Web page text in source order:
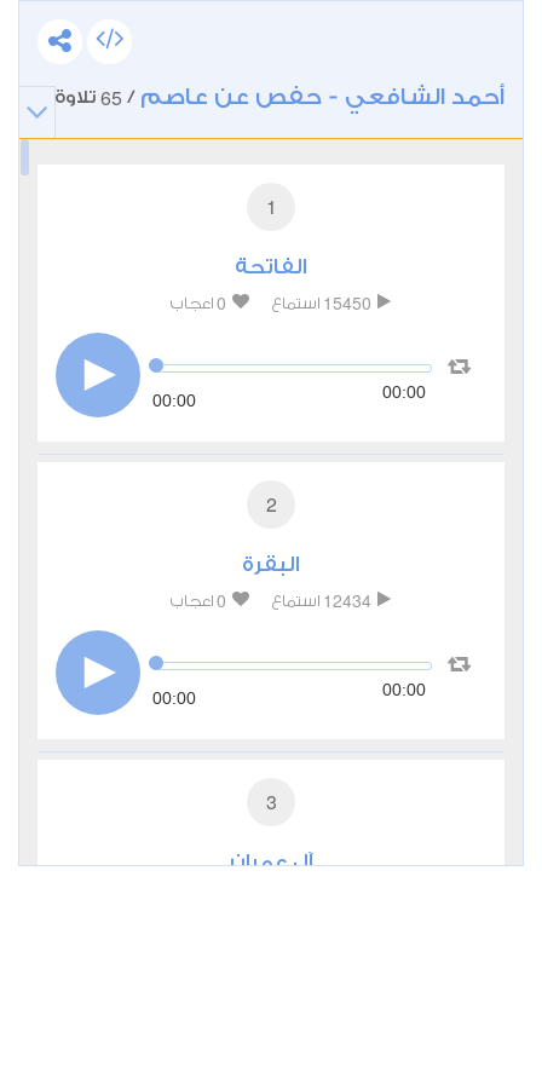
أحمد الشافعي - حفص عن عاصم /
65 تلاوة
1
الفاتحة
15450 استماع 0 اعجاب
00:00 00:00
2
البقرة
12434 استماع 0 اعجاب
00:00 00:00
3
آل عمران